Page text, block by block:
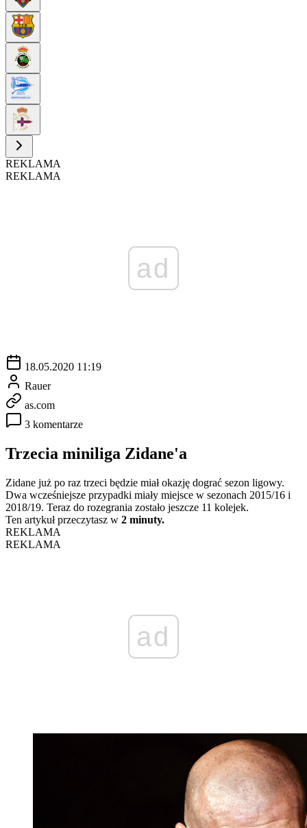
REKLAMA
REKLAMA
ad
18.05.2020 11:19
Rauer
as.com
3 komentarze
Trzecia miniliga Zidane'a
Zidane już po raz trzeci będzie miał okazję dograć sezon ligowy.
Dwa wcześniejsze przypadki miały miejsce w sezonach 2015/16 i
2018/19. Teraz do rozegrania zostało jeszcze 11 kolejek.
Ten artykuł przeczytasz w 2 minuty.
REKLAMA
REKLAMA
ad